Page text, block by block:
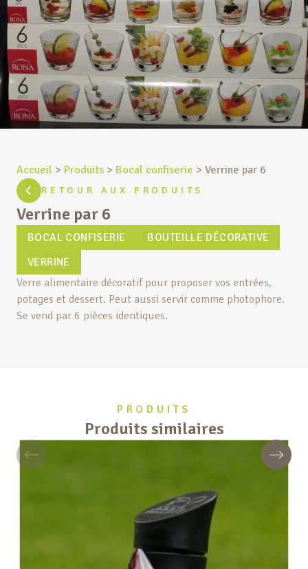
Accueil > Produits > Bocal confiserie > Verrine par 6
RETOUR AUX PRODUITS
Verrine par 6
BOCAL CONFISERIE
BOUTEILLE DÉCORATIVE
VERRINE
Verre alimentaire décoratif pour proposer vos entrées,
potages et dessert. Peut aussi servir comme photophore.
Se vend par 6 pièces identiques.
PRODUITS
Produits similaires
Précédent